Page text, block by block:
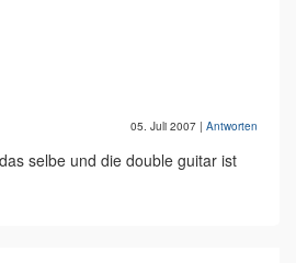
05. Juli 2007 | Antworten
selbe und die double guitar ist